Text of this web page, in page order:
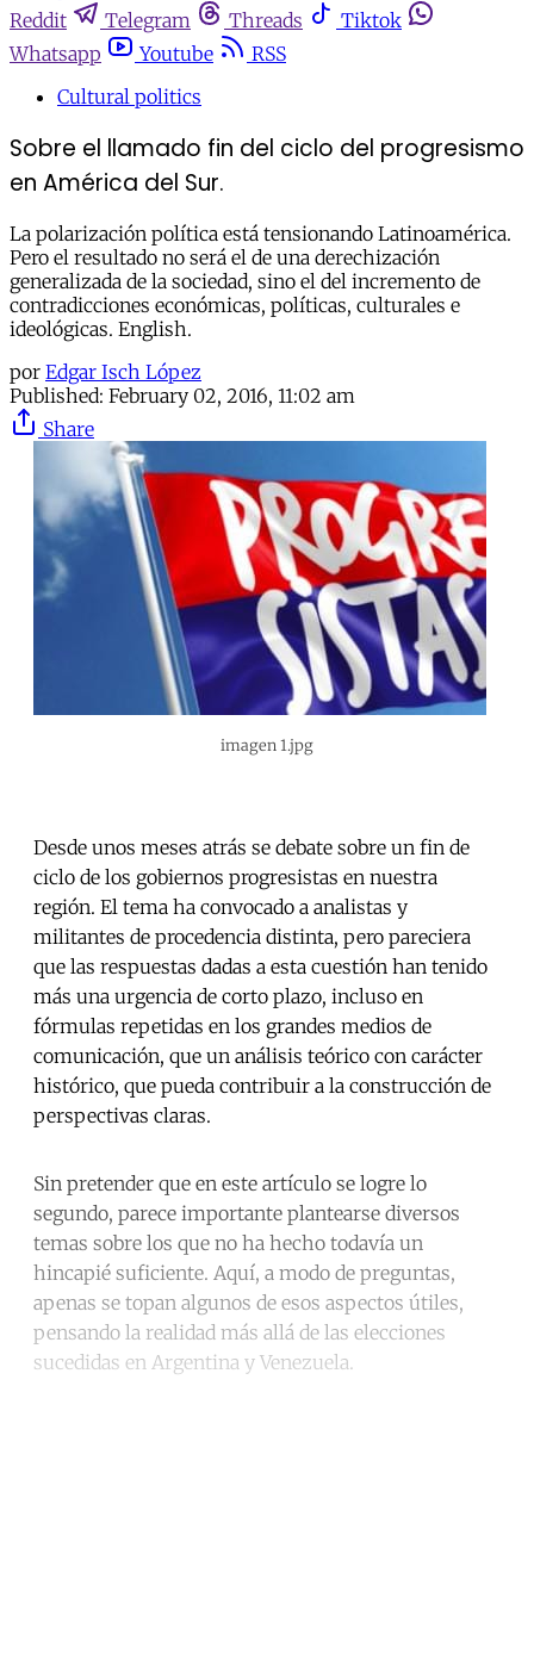
Reddit
Telegram Threads
Tiktok
Whatsapp
Youtube
RSS
Cultural politics
Sobre el llamado fin del ciclo del progresismo
en América del Sur.
La polarización política está tensionando Latinoamérica.
Pero el resultado no será el de una derechización
generalizada de la sociedad, sino el del incremento de
contradicciones económicas, políticas, culturales e
ideológicas. English.
por Edgar Isch López
Published: February 02, 2016, 11:02 am
Share
imagen 1.jpg
Desde unos meses atrás se debate sobre un fin de
ciclo de los gobiernos progresistas en nuestra
región. El tema ha convocado a analistas y
militantes de procedencia distinta, pero pareciera
que las respuestas dadas a esta cuestión han tenido
más una urgencia de corto plazo, incluso en
fórmulas repetidas en los grandes medios de
comunicación, que un análisis teórico con carácter
histórico, que pueda contribuir a la construcción de
perspectivas claras.
Sin pretender que en este artículo se logre lo
segundo, parece importante plantearse diversos
temas sobre los que no ha hecho todavía un
hincapié suficiente. Aquí, a modo de preguntas,
apenas se topan algunos de esos aspectos útiles,
pensando la realidad más allá de las elecciones
sucedidas en Argentina y Venezuela.